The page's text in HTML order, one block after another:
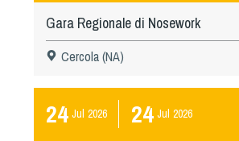
Gara Regionale di Nosework
Cercola (NA)
24 Jul 2026 24 Jul 2026